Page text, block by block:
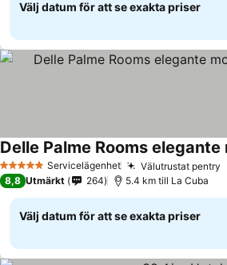
Välj datum för att se exakta priser
5 Stjärnor Servicelägenhet Välutrustat pentry
Se priser
8,8 Utmärkt 264 5.4 km till La Cuba
Välj datum för att se exakta priser